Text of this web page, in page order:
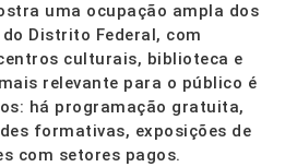
uma ocupação ampla dos
Distrito Federal, com
culturais, biblioteca e
relevante para o público é
há programação gratuita,
formativas, exposições de
com setores pagos.